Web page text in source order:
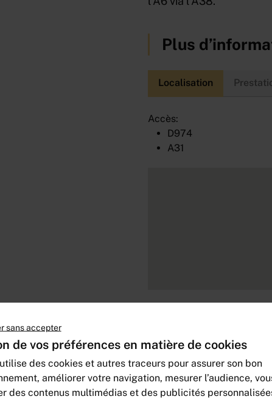
Plus
Localisation
Accès:
D974
A31
D’autres
sans accepter
de vos préférences en matière de cookies
des cookies et autres traceurs pour assurer son bon
améliorer votre navigation, mesurer l’audience,
des contenus multimédias et des publicités